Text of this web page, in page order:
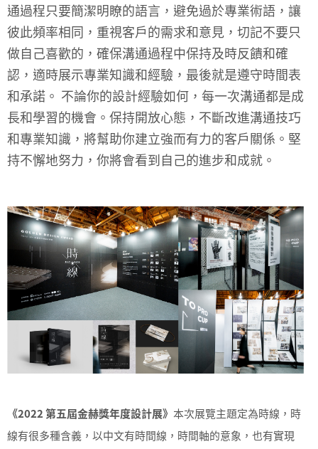
通過程只要簡潔明瞭的語言，避免過於專業術語，讓
彼此頻率相同，重視客戶的需求和意見，切記不要只
做自己喜歡的，確保溝通過程中保持及時反饋和確
認，適時展示專業知識和經驗，最後就是遵守時間表
和承諾。 不論你的設計經驗如何，每一次溝通都是成
長和學習的機會。保持開放心態，不斷改進溝通技巧
和專業知識，將幫助你建立強而有力的客戶關係。堅
持不懈地努力，你將會看到自己的進步和成就。
《2022 第五屆金赫獎年度設計展》 本次展覽主題定為時線，時
線有很多種含義，以中文有時間線，時間軸的意象，也有實現